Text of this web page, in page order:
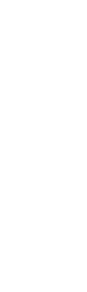
けありラ・フランス(約5kg)
円・送料込)